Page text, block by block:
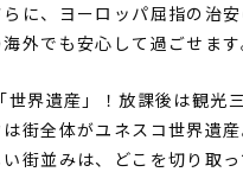
に、ヨーロッパ屈指の治
外でも安心して過ごせます
界遺産」！放課後は観光
街全体がユネスコ世界遺
街並みは、どこを切り取